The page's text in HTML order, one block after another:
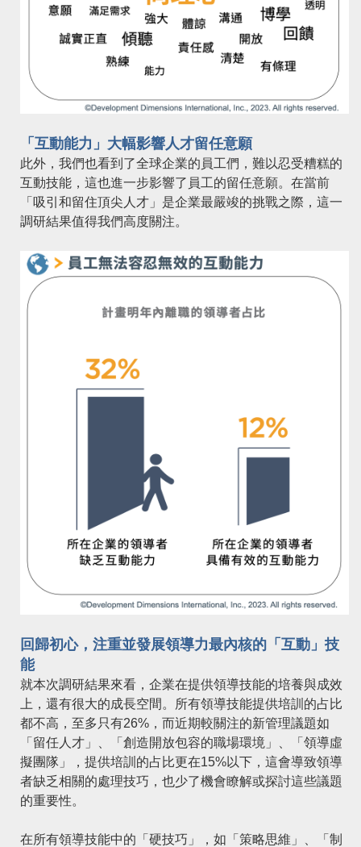
「互動能力」大幅影響人才留任意願
此外，我們也看到了全球企業的員工們，難以忍受糟糕的
互動技能，這也進一步影響了員工的留任意願。在當前
「吸引和留住頂尖人才」是企業最嚴竣的挑戰之際，這一
調研結果值得我們高度關注。
回歸初心，注重並發展領導力最內核的「互動」技
能
就本次調研結果來看，企業在提供領導技能的培養與成效
上，還有很大的成長空間。所有領導技能提供培訓的占比
都不高，至多只有26%，而近期較關注的新管理議題如
「留任人才」、「創造開放包容的職場環境」、「領導虛
擬團隊」，提供培訓的占比更在15%以下，這會導致領導
者缺乏相關的處理技巧，也少了機會瞭解或探討這些議題
的重要性。
在所有領導技能中的「硬技巧」，如「策略思維」、「制